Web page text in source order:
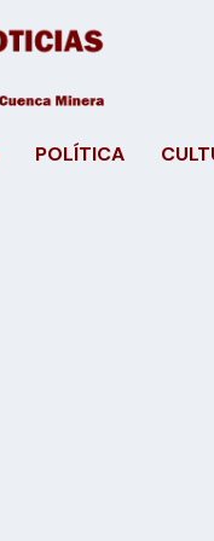
POLÍTICA